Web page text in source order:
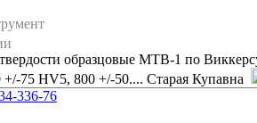
образцовые МТВ-1 по
+/-75 HV5, 800 +/-50.... Старая Купавна
336-76